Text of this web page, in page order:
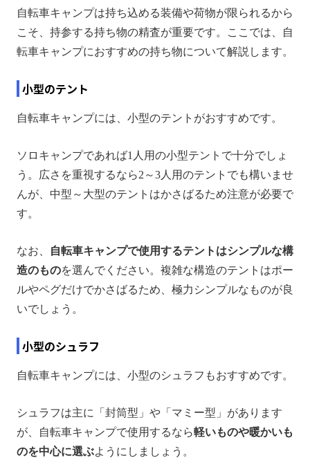
自転車キャンプは持ち込める装備や荷物が限られるから
こそ、持参する持ち物の精査が重要です。ここでは、自
転車キャンプにおすすめの持ち物について解説します。
小型のテント
自転車キャンプには、小型のテントがおすすめです。
ソロキャンプであれば1人用の小型テントで十分でしょ
う。広さを重視するなら2～3人用のテントでも構いませ
んが、中型～大型のテントはかさばるため注意が必要で
す。
なお、
自転車キャンプで使用するテントはシンプルな構
造のものを選んでください。複雑な構造のテントはポー
ルやペグだけでかさばるため、極力シンプルなものが良
いでしょう。
小型のシュラフ
自転車キャンプには、小型のシュラフもおすすめです。
シュラフは主に「封筒型」や「マミー型」があります
が、自転車キャンプで使用するなら軽いものや暖かいも
のを中心に選ぶようにしましょう。